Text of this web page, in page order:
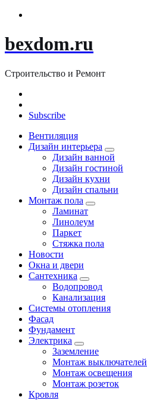
bexdom.ru
Строительство и Ремонт
Subscribe
Вентиляция
Дизайн интерьера
Дизайн ванной
Дизайн гостиной
Дизайн кухни
Дизайн спальни
Монтаж пола
Ламинат
Линолеум
Паркет
Стяжка пола
Новости
Окна и двери
Сантехника
Водопровод
Канализация
Системы отопления
Фасад
Фундамент
Электрика
Заземление
Монтаж выключателей
Монтаж освещения
Монтаж розеток
Кровля